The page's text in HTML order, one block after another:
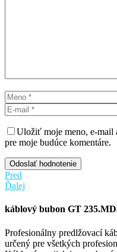
Uložiť moje meno, e-mail
pre moje budúce komentáre.
Odoslať hodnotenie
Pred
Ďalej
káblový bubon GT
Profesionálny predlžovací
určený pre všetkých